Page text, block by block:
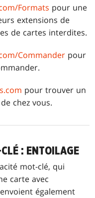
Formats pour une
extensions de
de cartes interdites.
Commander pour
pour trouver un
chez vous.
: ENTOILAGE
mot-clé, qui
carte avec
également